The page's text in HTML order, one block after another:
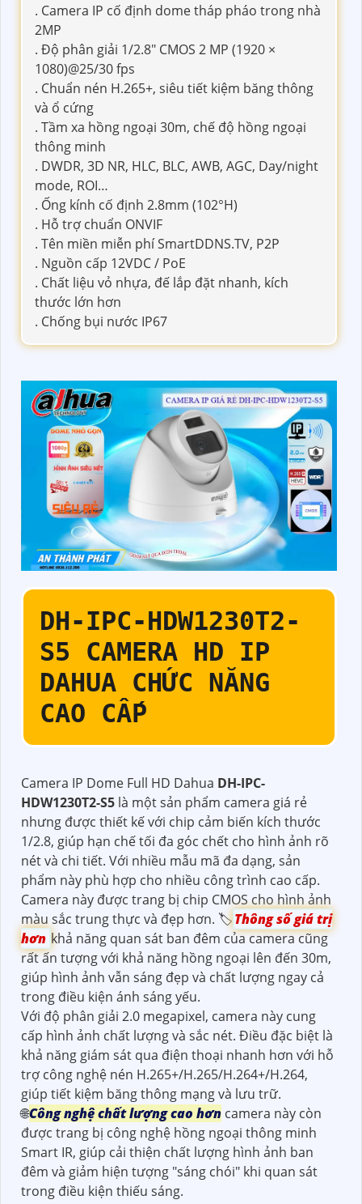
. Camera IP cố định dome tháp pháo trong nhà
2MP
. Độ phân giải 1/2.8" CMOS 2 MP (1920 ×
1080)@25/30 fps
. Chuẩn nén H.265+, siêu tiết kiệm băng thông
và ổ cứng
. Tầm xa hồng ngoại 30m, chế độ hồng ngoại
thông minh
. DWDR, 3D NR, HLC, BLC, AWB, AGC, Day/night
mode, ROI…
. Ống kính cố định 2.8mm (102°H)
. Hỗ trợ chuẩn ONVIF
. Tên miền miễn phí SmartDDNS.TV, P2P
. Nguồn cấp 12VDC / PoE
. Chất liệu vỏ nhựa, đế lắp đặt nhanh, kích
thước lớn hơn
. Chống bụi nước IP67
DH-IPC-HDW1230T2-
S5 CAMERA HD IP
DAHUA CHỨC NĂNG
CAO CẤP
Camera IP Dome Full HD Dahua DH-IPC-
HDW1230T2-S5 là một sản phẩm camera giá rẻ
nhưng được thiết kế với chip cảm biến kích thước
1/2.8, giúp hạn chế tối đa góc chết cho hình ảnh rõ
nét và chi tiết. Với nhiều mẫu mã đa dạng, sản
phẩm này phù hợp cho nhiều công trình cao cấp.
Camera này được trang bị chip CMOS cho hình ảnh
màu sắc trung thực và đẹp hơn. 🏷Thông số giá trị
hơn khả năng quan sát ban đêm của camera cũng
rất ấn tượng với khả năng hồng ngoại lên đến 30m,
giúp hình ảnh vẫn sáng đẹp và chất lượng ngay cả
trong điều kiện ánh sáng yếu.
Với độ phân giải 2.0 megapixel, camera này cung
cấp hình ảnh chất lượng và sắc nét. Điều đặc biệt là
khả năng giám sát qua điện thoại nhanh hơn với hỗ
trợ công nghệ nén H.265+/H.265/H.264+/H.264,
giúp tiết kiệm băng thông mạng và lưu trữ.
🌐Công nghệ chất lượng cao hơn camera này còn
được trang bị công nghệ hồng ngoại thông minh
Smart IR, giúp cải thiện chất lượng hình ảnh ban
đêm và giảm hiện tượng "sáng chói" khi quan sát
trong điều kiện thiếu sáng.